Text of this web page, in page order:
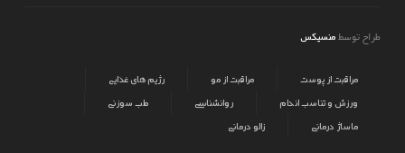
طراح توسط منسیکس
مراقبت از پوست مراقبت از مو
رژیم های غذایی
ورزش و تناسب اندام
روانشناسی
طب سوزنی
ماساژ درمانی
زالو درمانی